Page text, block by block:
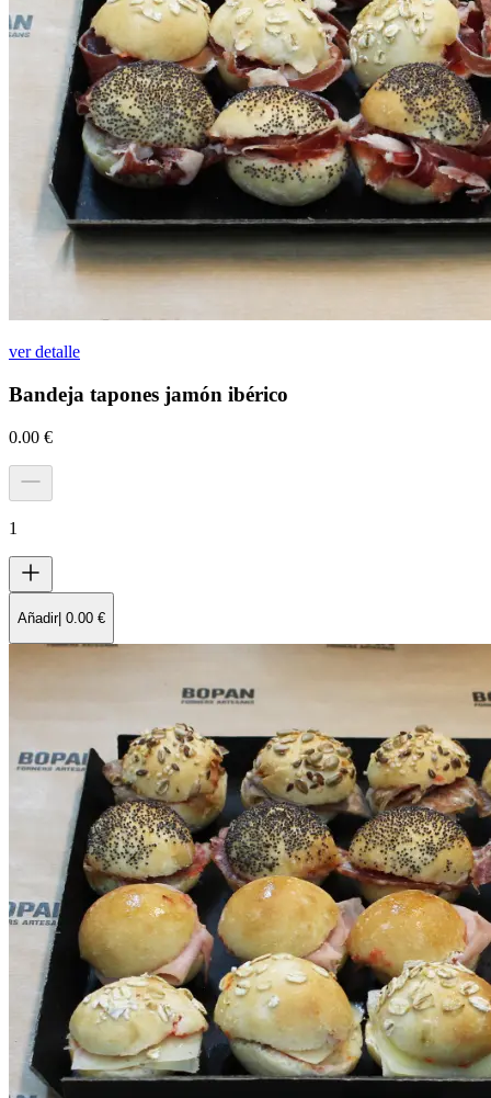
ver detalle
Bandeja tapones jamón ibérico
0.00 €
1
Añadir| 0.00 €